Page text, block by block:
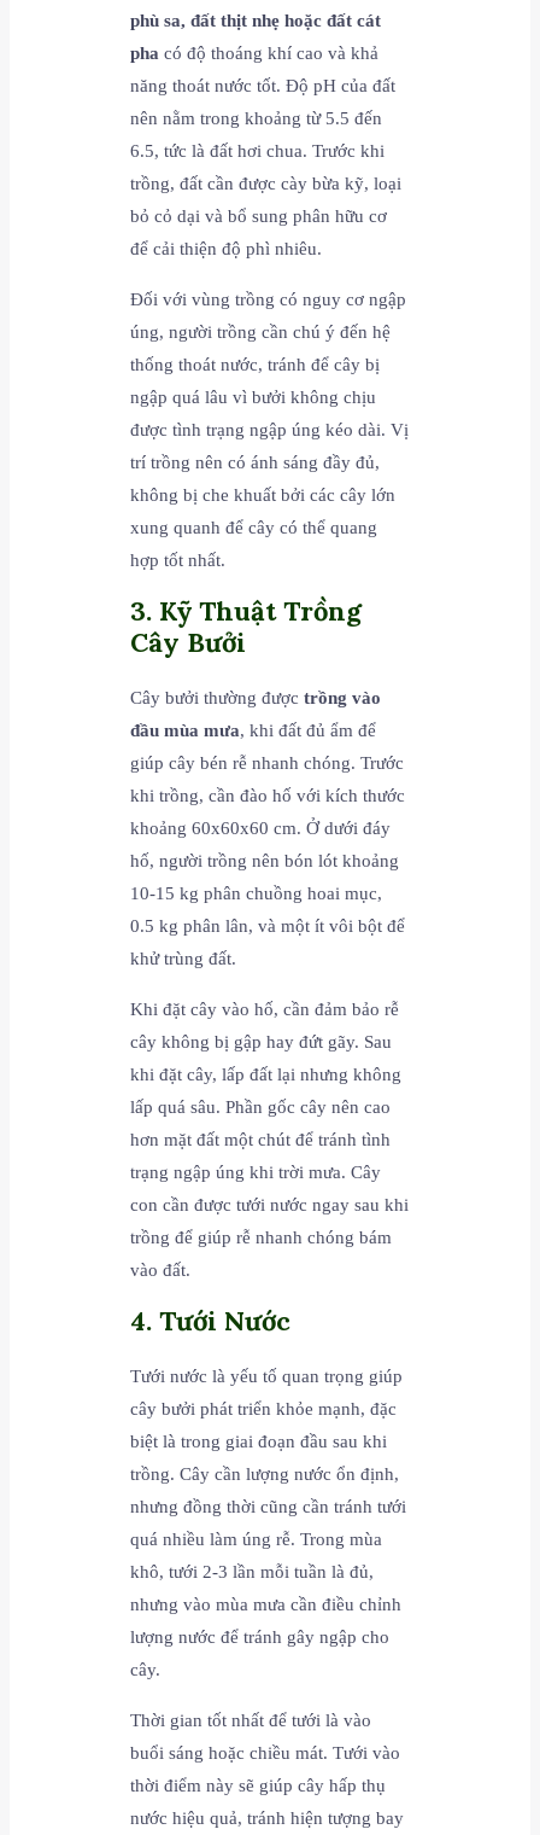
phù sa, đất thịt nhẹ hoặc đất cát
pha có độ thoáng khí cao và khả
năng thoát nước tốt. Độ pH của đất
nên nằm trong khoảng từ 5.5 đến
6.5, tức là đất hơi chua. Trước khi
trồng, đất cần được cày bừa kỹ, loại
bỏ cỏ dại và bổ sung phân hữu cơ
để cải thiện độ phì nhiêu.
Đối với vùng trồng có nguy cơ ngập
úng, người trồng cần chú ý đến hệ
thống thoát nước, tránh để cây bị
ngập quá lâu vì bưởi không chịu
được tình trạng ngập úng kéo dài. Vị
trí trồng nên có ánh sáng đầy đủ,
không bị che khuất bởi các cây lớn
xung quanh để cây có thể quang
hợp tốt nhất.
3. Kỹ Thuật Trồng
Cây Bưởi
Cây bưởi thường đượctrồng vào
đầu mùa mưa, khi đất đủ ẩm để
giúp cây bén rễ nhanh chóng. Trước
khi trồng, cần đào hố với kích thước
khoảng 60x60x60 cm. Ở dưới đáy
hố, người trồng nên bón lót khoảng
10-15 kg phân chuồng hoai mục,
0.5 kg phân lân, và một ít vôi bột để
khử trùng đất.
Khi đặt cây vào hố, cần đảm bảo rễ
cây không bị gập hay đứt gãy. Sau
khi đặt cây, lấp đất lại nhưng không
lấp quá sâu. Phần gốc cây nên cao
hơn mặt đất một chút để tránh tình
trạng ngập úng khi trời mưa. Cây
con cần được tưới nước ngay sau khi
trồng để giúp rễ nhanh chóng bám
vào đất.
4. Tưới Nước
Tưới nước là yếu tố quan trọng giúp
cây bưởi phát triển khỏe mạnh, đặc
biệt là trong giai đoạn đầu sau khi
trồng. Cây cần lượng nước ổn định,
nhưng đồng thời cũng cần tránh tưới
quá nhiều làm úng rễ. Trong mùa
khô, tưới 2-3 lần mỗi tuần là đủ,
nhưng vào mùa mưa cần điều chỉnh
lượng nước để tránh gây ngập cho
cây.
Thời gian tốt nhất để tưới là vào
buổi sáng hoặc chiều mát. Tưới vào
thời điểm này sẽ giúp cây hấp thụ
nước hiệu quả, tránh hiện tượng bay